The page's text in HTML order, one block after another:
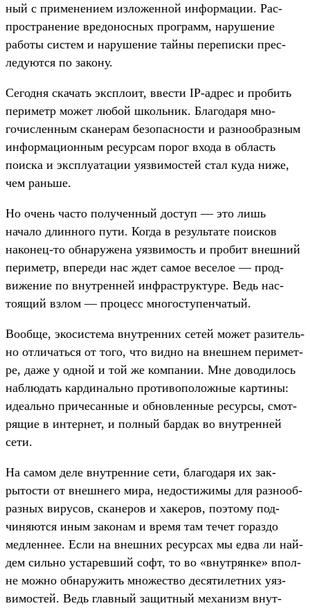
ный с при­мене­нием изло­жен­ной информа­ции. Рас­
простра­нение вре­донос­ных прог­рамм, наруше­ние
работы сис­тем и наруше­ние тай­ны перепис­ки прес­
леду­ются по закону.
Се­год­ня ска­чать экс­пло­ит, ввес­ти IP-адрес и про­бить
периметр может любой школь­ник. Бла­года­ря мно­
гочис­ленным ска­нерам безопас­ности и раз­нооб­разным
информа­цион­ным ресур­сам порог вхо­да в область
поис­ка и экс­плу­ата­ции уяз­вимос­тей стал куда ниже,
чем рань­ше.
Но очень час­то получен­ный дос­туп — это лишь
начало длин­ного пути. Ког­да в резуль­тате поис­ков
наконец‑то обна­руже­на уяз­вимость и про­бит внеш­ний
периметр, впе­реди нас ждет самое веселое — прод­
вижение по внут­ренней инфраструк­туре. Ведь нас­
тоящий взлом — про­цесс мно­гос­тупен­чатый.
Во­обще, эко­сис­тема внут­ренних сетей может разитель­
но отли­чать­ся от того, что вид­но на внеш­нем перимет­
ре, даже у одной и той же ком­пании. Мне доводи­лось
наб­людать кар­диналь­но про­тиво­полож­ные кар­тины:
иде­аль­но при­чесан­ные и обновлен­ные ресур­сы, смот­
рящие в интернет, и пол­ный бар­дак во внут­ренней
сети.
На самом деле внут­ренние сети, бла­года­ря их зак­
рытос­ти от внеш­него мира, недос­тижимы для раз­нооб­
разных вирусов, ска­неров и хакеров, поэто­му под­
чиня­ются иным законам и вре­мя там течет гораз­до
мед­леннее. Если на внеш­них ресур­сах мы едва ли най­
дем силь­но уста­рев­ший софт, то во «внут­рянке» впол­
не мож­но обна­ружить мно­жес­тво десяти­лет­них уяз­
вимос­тей. Ведь глав­ный защит­ный механизм внут­